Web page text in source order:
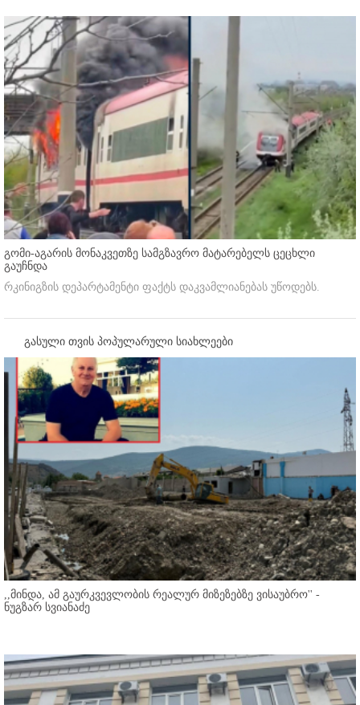
გომი-აგარის მონაკვეთზე სამგზავრო მატარებელს ცეცხლი
გაუჩნდა
რკინიგზის დეპარტამენტი ფაქტს დაკვამლიანებას უწოდებს.
გასული თვის პოპულარული სიახლეები
,,მინდა, ამ გაურკვევლობის რეალურ მიზეზებზე ვისაუბრო'' -
ნუგზარ სვიანაძე